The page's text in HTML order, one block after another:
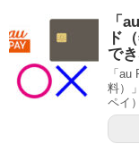
「
ド
で
「
料）
ペイ